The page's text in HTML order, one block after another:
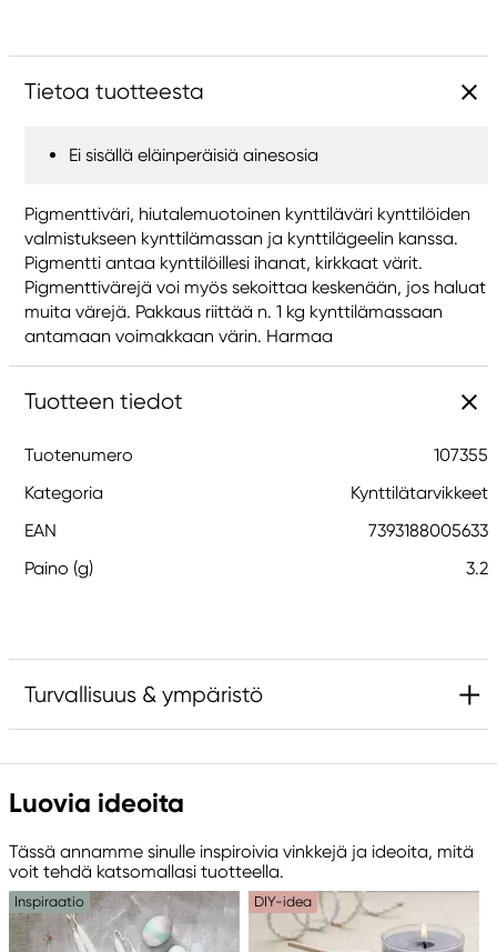
Tietoa tuotteesta
Ei sisällä eläinperäisiä ainesosia
Pigmenttiväri, hiutalemuotoinen kynttiläväri kynttilöiden
valmistukseen kynttilämassan ja kynttilägeelin kanssa.
Pigmentti antaa kynttilöillesi ihanat, kirkkaat värit.
Pigmenttivärejä voi myös sekoittaa keskenään, jos haluat
muita värejä. Pakkaus riittää n. 1 kg kynttilämassaan
antamaan voimakkaan värin. Harmaa
Tuotteen tiedot
Tuotenumero
107355
Kategoria
Kynttilätarvikkeet
EAN
7393188005633
Paino (g)
3.2
Turvallisuus & ympäristö
Luovia ideoita
Tässä annamme sinulle inspiroivia vinkkejä ja ideoita, mitä
voit tehdä katsomallasi tuotteella.
Inspiraatio DIY-idea